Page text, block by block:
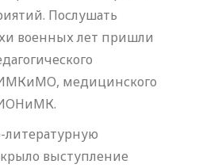
Послушать
военных лет пришли
медицинского
выступление